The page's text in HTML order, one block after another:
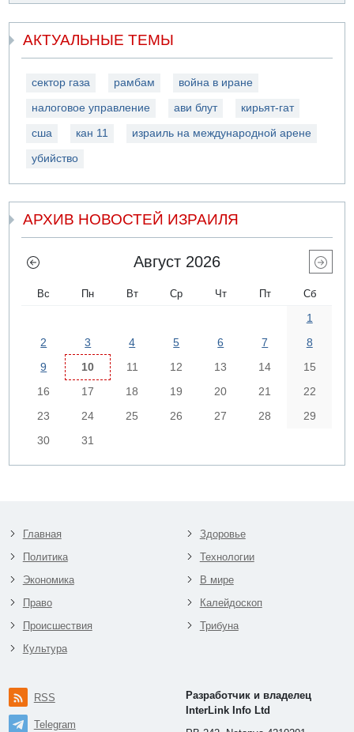
АКТУАЛЬНЫЕ ТЕМЫ
сектор газа рамбам война в иране
налоговое управление ави блут кирьят-гат
сша кан 11 израиль на международной арене
убийство
АРХИВ НОВОСТЕЙ ИЗРАИЛЯ
Август 2026
Вс Пн Вт Ср Чт Пт Сб
1
2
3 4 5 6 7
8
9
10 11 12 13 14
15
16
17 18 19 20 21
22
23
24 25 26 27 28
29
30
31
Главная
Политика
Экономика
Право
Происшествия
Культура
Здоровье
Технологии
В мире
Калейдоскоп
Трибуна
RSS
Telegram
Разработчик и владелец
InterLink Info Ltd